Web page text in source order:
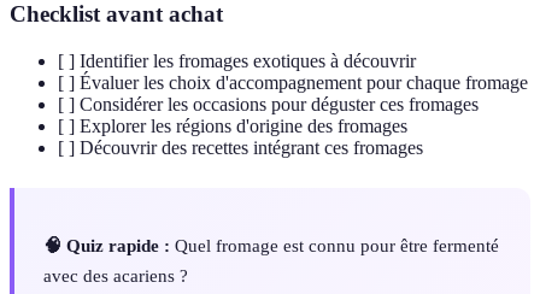
Checklist avant achat
[ ] Identifier les fromages exotiques à découvrir
[ ] Évaluer les choix d'accompagnement pour chaque fromage
[ ] Considérer les occasions pour déguster ces fromages
[ ] Explorer les régions d'origine des fromages
[ ] Découvrir des recettes intégrant ces fromages
🧠 Quiz rapide : Quel fromage est connu pour être fermenté
avec des acariens ?